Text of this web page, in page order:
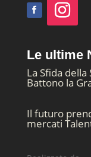
Le ultime
La Sfida
Battono la
Il futuro
mercati